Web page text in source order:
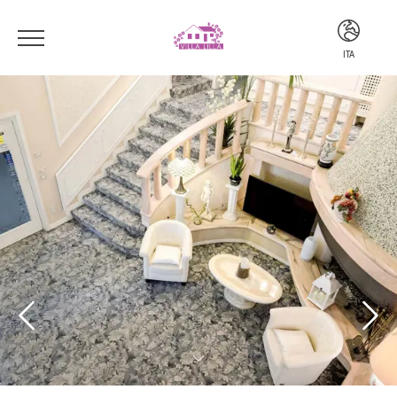
ITA
ENG
DEU